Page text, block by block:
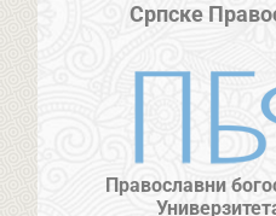
Српске
Православни